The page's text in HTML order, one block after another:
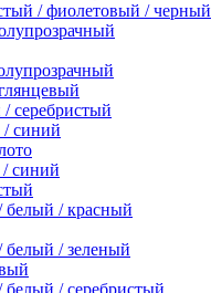
/ фиолетовый / черный
серебристый
/ синий
/ синий
белый / красный
белый / зеленый